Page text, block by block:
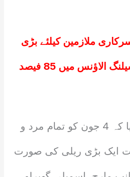
ملازمین کیلئے بڑی
خوشخبری! ہاؤس سیلنگ الاؤنس میں 85 فیصد
رہنماؤں نے اعلان کیا کہ 4 جون کو تمام مرد و
ایک بڑی ریلی کی صورت